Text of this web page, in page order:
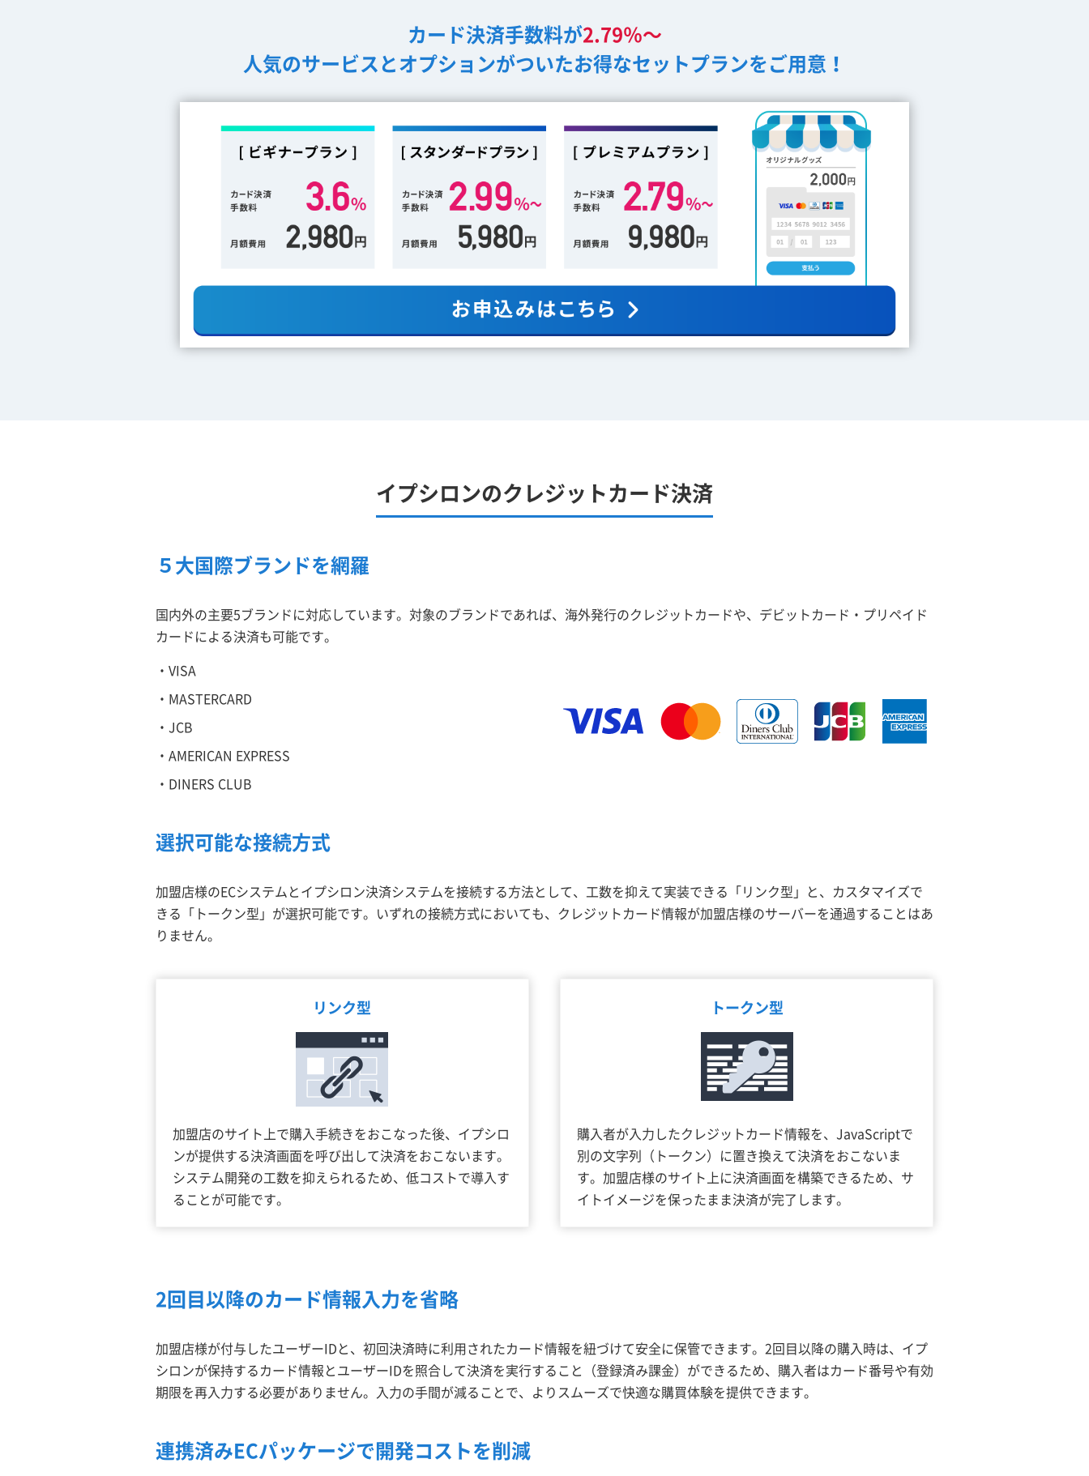
カード決済手数料が2.79％～
人気のサービスとオプションがついたお得なセットプランをご用意！
イプシロンのクレジットカード決済
５大国際ブランドを網羅
国内外の主要5ブランドに対応しています。対象のブランドであれば、海外発行のクレジットカードや、デビットカード・プリペイド
カードによる決済も可能です。
・VISA
・MASTERCARD
・JCB
・AMERICAN EXPRESS
・DINERS CLUB
選択可能な接続方式
加盟店様のECシステムとイプシロン決済システムを接続する方法として、工数を抑えて実装できる「リンク型」と、カスタマイズで
きる「トークン型」が選択可能です。いずれの接続方式においても、クレジットカード情報が加盟店様のサーバーを通過することはあ
りません。
リンク型
加盟店のサイト上で購入手続きをおこなった後、イプシロ
ンが提供する決済画面を呼び出して決済をおこないます。
システム開発の工数を抑えられるため、低コストで導入す
ることが可能です。
トークン型
購入者が入力したクレジットカード情報を、JavaScriptで
別の文字列（トークン）に置き換えて決済をおこないま
す。加盟店様のサイト上に決済画面を構築できるため、サ
イトイメージを保ったまま決済が完了します。
2回目以降のカード情報入力を省略
加盟店様が付与したユーザーIDと、初回決済時に利用されたカード情報を紐づけて安全に保管できます。2回目以降の購入時は、イプ
シロンが保持するカード情報とユーザーIDを照合して決済を実行すること（登録済み課金）ができるため、購入者はカード番号や有効
期限を再入力する必要がありません。入力の手間が減ることで、よりスムーズで快適な購買体験を提供できます。
連携済みECパッケージで開発コストを削減